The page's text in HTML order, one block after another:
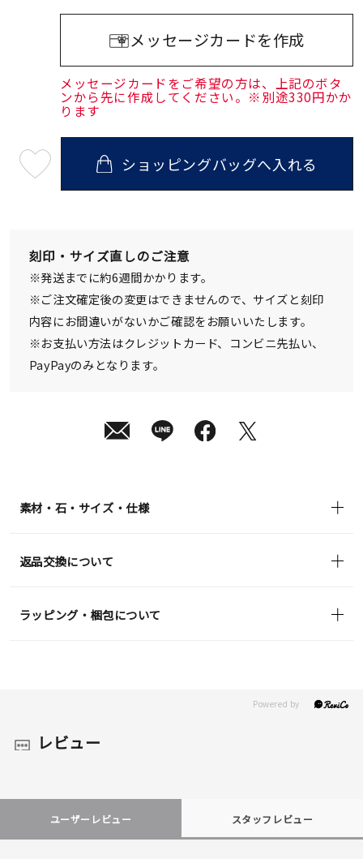
メッセージカードを作成
メッセージカードをご希望の方は、上記のボタ
ンから先に作成してください。※別途330円かか
ります
08
送
¥49,500 (tax
in)
ショッピングバッグへ入れる
刻印・サイズ直しのご注意
※発送までに約6週間かかります。
※ご注文確定後の変更はできませんので、サイズと刻印
内容にお間違いがないかご確認をお願いいたします。
※お支払い方法はクレジットカード、コンビニ先払い、
PayPayのみとなります。
素材・石・サイズ・仕様
返品交換について
ラッピング・梱包について
レビュー
ユーザーレビュー スタッフレビュー